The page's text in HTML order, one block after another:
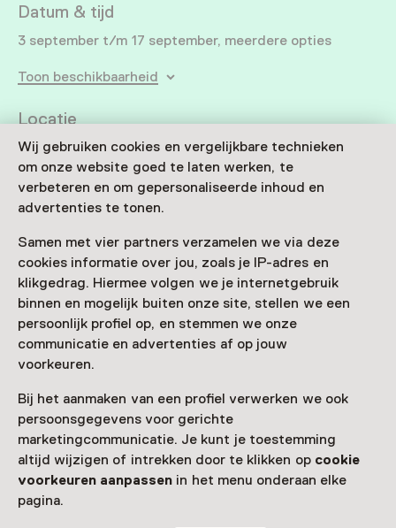
Wij gebruiken cookies en vergelijkbare technieken
om onze website goed te laten werken, te
verbeteren en om gepersonaliseerde inhoud en
advertenties te tonen.
Samen met vier partners verzamelen we via deze
cookies informatie over jou, zoals je IP-adres en
klikgedrag. Hiermee volgen we je internetgebruik
binnen en mogelijk buiten onze site, stellen we een
persoonlijk profiel op, en stemmen we onze
communicatie en advertenties af op jouw
voorkeuren.
Bij het aanmaken van een profiel verwerken we ook
persoonsgegevens voor gerichte
marketingcommunicatie. Je kunt je toestemming
altijd wijzigen of intrekken door te klikken op cookie
voorkeuren aanpassen in het menu onderaan elke
pagina.
Datum & tijd
3 september t/m 17 september, meerdere opties
Toon beschikbaarheid
Locatie
Huis Verwolde
Jonker Emilelaan 4
7245 TL Laren
Route plannenOpent in een nieuw tabblad
Vandaag open van 11:00 tot 16:00 uur
Meer openingstijden
Zien & doen in Huis
Verwolde